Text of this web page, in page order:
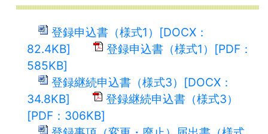
登録申込書（様式1）[DOCX：
82.4KB]
登録申込書（様式1）[PDF：
585KB]
登録継続申込書（様式3）[DOCX：
34.8KB]
登録継続申込書（様式3）
[PDF：306KB]